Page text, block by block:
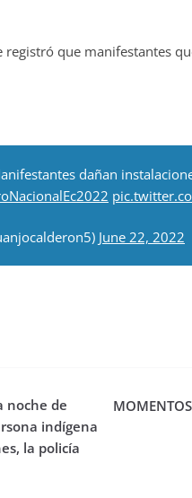
registró que manifestantes
dañan
June 22, 2022
noche de
indígena
la policía